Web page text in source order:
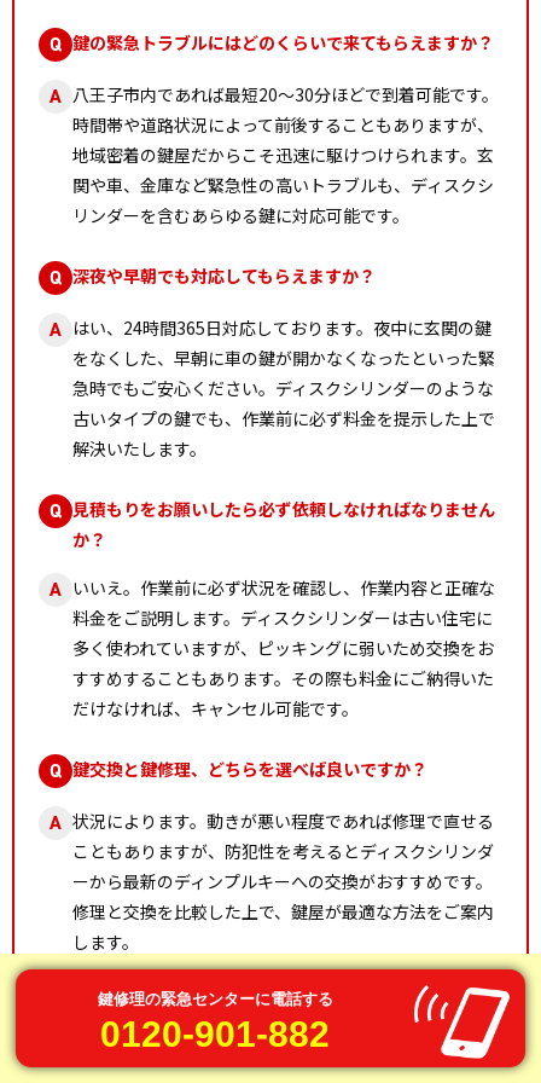
Q 鍵の緊急トラブルにはどのくらいで来てもらえますか？
A 八王子市内であれば最短20〜30分ほどで到着可能です。
時間帯や道路状況によって前後することもありますが、
地域密着の鍵屋だからこそ迅速に駆けつけられます。玄
関や車、金庫など緊急性の高いトラブルも、ディスクシ
リンダーを含むあらゆる鍵に対応可能です。
Q 深夜や早朝でも対応してもらえますか？
A はい、24時間365日対応しております。夜中に玄関の鍵
をなくした、早朝に車の鍵が開かなくなったといった緊
急時でもご安心ください。ディスクシリンダーのような
古いタイプの鍵でも、作業前に必ず料金を提示した上で
解決いたします。
Q 見積もりをお願いしたら必ず依頼しなければなりません
か？
A いいえ。作業前に必ず状況を確認し、作業内容と正確な
料金をご説明します。ディスクシリンダーは古い住宅に
多く使われていますが、ピッキングに弱いため交換をお
すすめすることもあります。その際も料金にご納得いた
だけなければ、キャンセル可能です。
Q 鍵交換と鍵修理、どちらを選べば良いですか？
A 状況によります。動きが悪い程度であれば修理で直せる
こともありますが、防犯性を考えるとディスクシリンダ
ーから最新のディンプルキーへの交換がおすすめです。
修理と交換を比較した上で、鍵屋が最適な方法をご案内
します。
車や金庫の鍵も対応できますか？
はい、対応可能です。玄関のディスクシリンダーはもち
鍵修理の緊急センターに電話する
0120-901-882